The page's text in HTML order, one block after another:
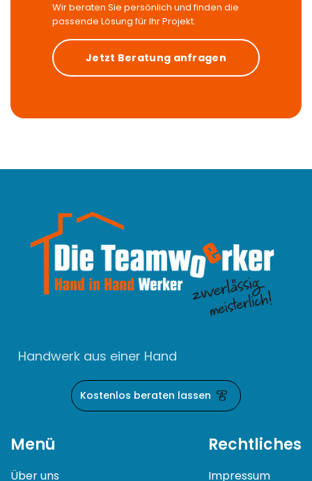
Wir beraten Sie persönlich und finden die
passende Lösung für Ihr Projekt.
Jetzt Beratung anfragen
Handwerk aus einer Hand
Kostenlos beraten lassen
Menü
Über uns
Rechtliches
Impressum